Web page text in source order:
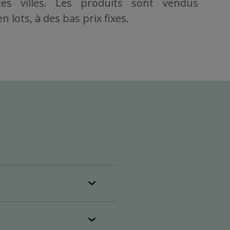
villes. Les produits sont vendus
lots, à des bas prix fixes.